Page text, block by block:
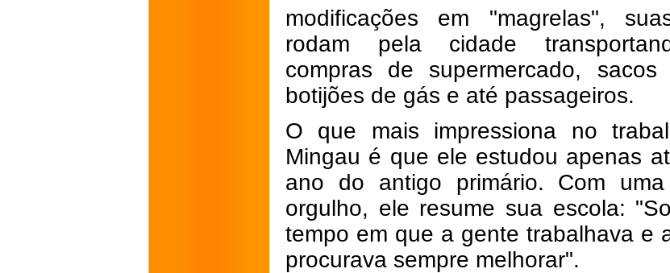
modificações em "magrelas",
rodam pela cidade
compras de supermercado,
botijões de gás e até passageiros.
O que mais impressiona no
Mingau é que ele estudou apenas
ano do antigo primário. Com
orgulho, ele resume sua escola:
tempo em que a gente trabalhava e
procurava sempre melhorar".